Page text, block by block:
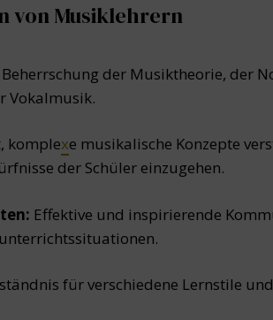
von Musiklehrern
Beherrschung der Musiktheorie, der
Vokalmusik.
komplexe musikalische Konzepte
der Schüler einzugehen.
Effektive und inspirierende
für verschiedene Lernstile